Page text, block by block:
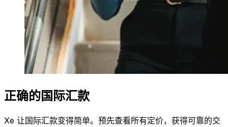
正确的国际汇款
Xe 让国际汇款变得简单。预先查看所有定价，获得可靠的交